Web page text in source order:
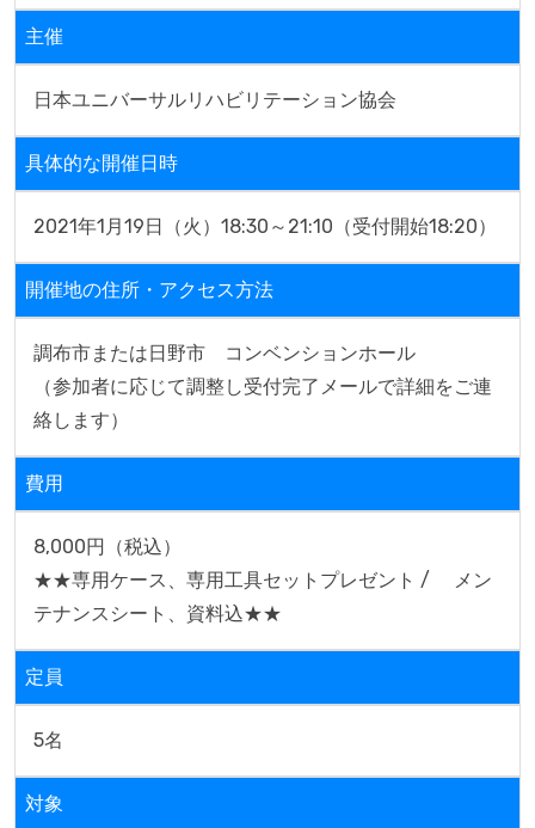
主催
日本ユニバーサルリハビリテーション協会
具体的な開催日時
2021年1月19日（火）18:30～21:10（受付開始18:20）
開催地の住所・アクセス方法
調布市または日野市　コンベンションホール
（参加者に応じて調整し受付完了メールで詳細をご連
絡します）
費用
8,000円（税込）
★★専用ケース、専用工具セットプレゼント / 　メン
定員
5名
対象